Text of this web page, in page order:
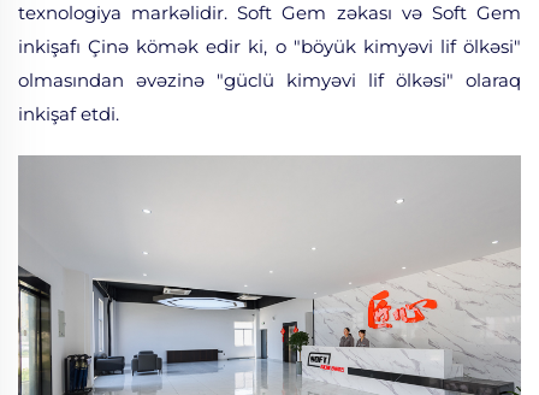
texnologiya markəlidir. Soft Gem zəkası və Soft Gem
inkişafı Çinə kömək edir ki, o "böyük kimyəvi lif ölkəsi"
olmasından əvəzinə "güclü kimyəvi lif ölkəsi" olaraq
inkişaf etdi.